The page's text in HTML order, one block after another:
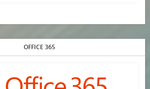
OFFICE 365